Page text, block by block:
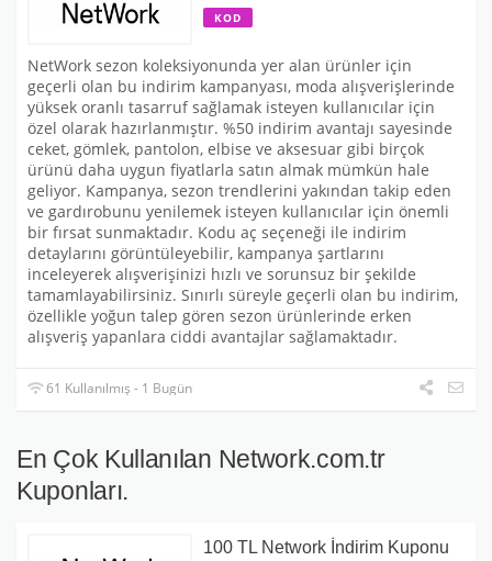
KOD
NetWork sezon koleksiyonunda yer alan ürünler için
geçerli olan bu indirim kampanyası, moda alışverişlerinde
yüksek oranlı tasarruf sağlamak isteyen kullanıcılar için
özel olarak hazırlanmıştır. %50 indirim avantajı sayesinde
ceket, gömlek, pantolon, elbise ve aksesuar gibi birçok
ürünü daha uygun fiyatlarla satın almak mümkün hale
geliyor. Kampanya, sezon trendlerini yakından takip eden
ve gardırobunu yenilemek isteyen kullanıcılar için önemli
bir fırsat sunmaktadır. Kodu aç seçeneği ile indirim
detaylarını görüntüleyebilir, kampanya şartlarını
inceleyerek alışverişinizi hızlı ve sorunsuz bir şekilde
tamamlayabilirsiniz. Sınırlı süreyle geçerli olan bu indirim,
özellikle yoğun talep gören sezon ürünlerinde erken
alışveriş yapanlara ciddi avantajlar sağlamaktadır.
61 Kullanılmış - 1 Bugün
En Çok Kullanılan Network.com.tr
Kuponları.
100 TL Network İndirim Kuponu